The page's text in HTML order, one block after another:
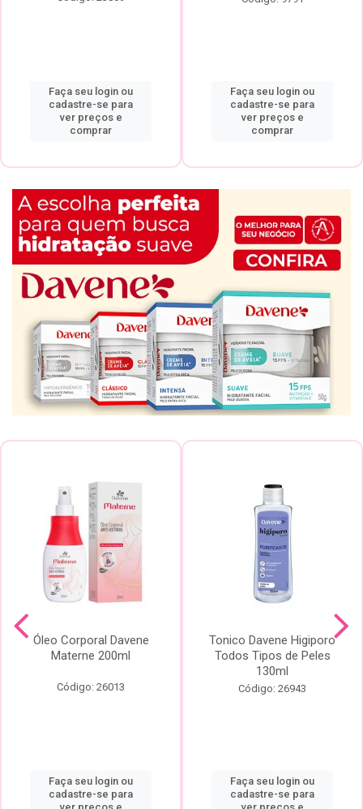
Faça seu login ou
cadastre-se para
ver preços e
comprar
Faça seu login ou
cadastre-se para
ver preços e
comprar
Óleo Corporal Davene
Materne 200ml
Código: 26013
Faça seu login ou
cadastre-se para
Tonico Davene Higiporo
Todos Tipos de Peles
130ml
Código: 26943
Faça seu login ou
cadastre-se para